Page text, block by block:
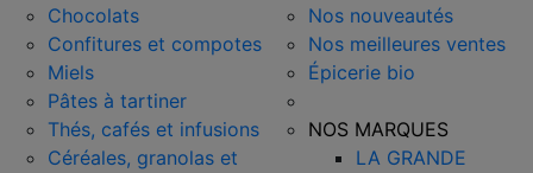
Chocolats
Confitures et compotes
Miels
Pâtes à tartiner
Thés, cafés et infusions
Céréales, granolas et
Nos nouveautés
Nos meilleures ventes
Épicerie bio
NOS MARQUES
LA GRANDE